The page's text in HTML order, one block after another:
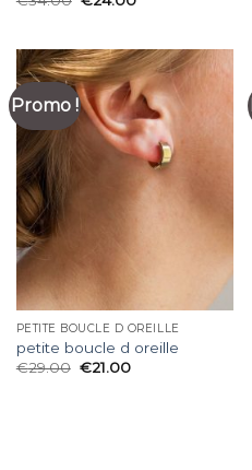
Promo !
PETITE BOUCLE D OREILLE
petite boucle d oreille
€29.00 €21.00